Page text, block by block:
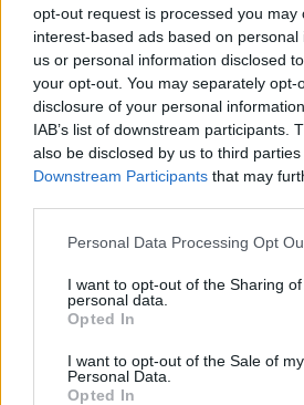
opt-out request is processed you may
interest-based ads based on
us or personal information disclosed
your opt-out. You may separately opt-
disclosure of your personal
IAB’s list of downstream participants.
also be disclosed by us to third
Downstream Participants that may
Personal Data Processing Opt
I want to opt-out of the Sharing
personal data.
Opted In
I want to opt-out of the Sale of my
Personal Data.
Opted In
A politikus lemondása hátterében a
áll – a NATO-tagállam légterébe
drónok hatoltak be és
nehéz, de őszinte döntést hoztam –
miniszterelnöki pozícióról” –
Korábban Andris Sprūds védelmi
ugyanezen incidens miatt...
KEDVES OLVASÓNK!
A keresett cikk a portfolio.hu
tartozik, melynek olvasása
Az előfizetés a következőket